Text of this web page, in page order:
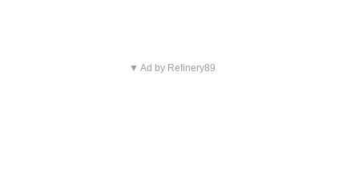
▼ Ad by Refinery89